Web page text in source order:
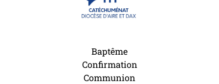
Baptême
Confirmation
Communion